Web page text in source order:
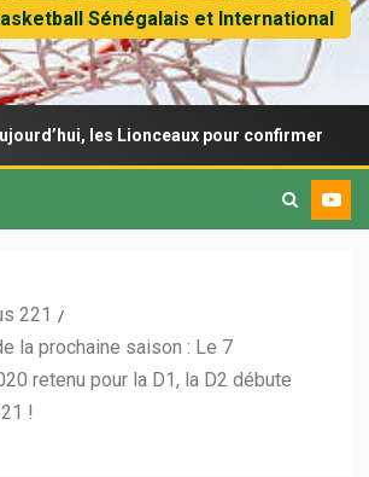
Sénégalais et International
les Lionceaux pour confirmer
221
la prochaine saison : Le 7
retenu pour la D1, la D2 débute
!